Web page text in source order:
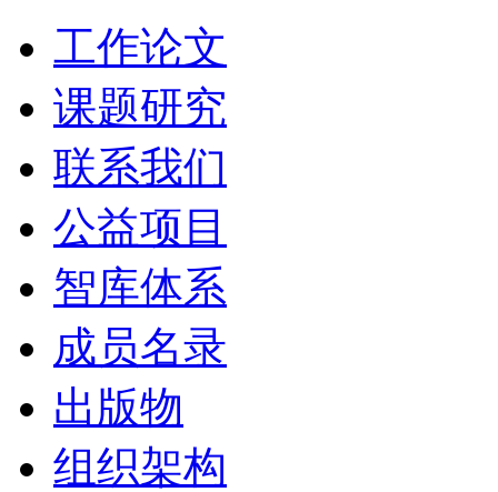
工作论文
课题研究
联系我们
公益项目
智库体系
成员名录
出版物
组织架构